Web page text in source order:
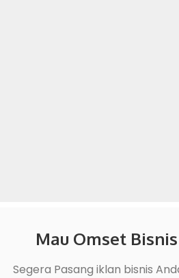
Mau Omset
Segera Pasang iklan bisnis